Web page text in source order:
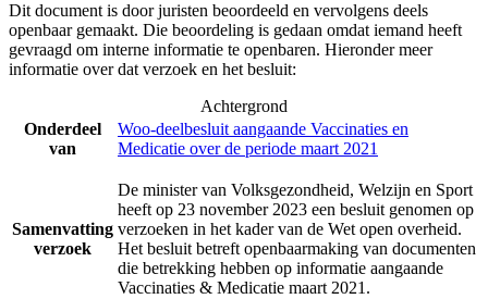
Dit document is door juristen beoordeeld en vervolgens deels
openbaar gemaakt. Die beoordeling is gedaan omdat iemand heeft
gevraagd om interne informatie te openbaren. Hieronder meer
informatie over dat verzoek en het besluit:
Achtergrond
Onderdeel
van
Woo-deelbesluit aangaande Vaccinaties en
Medicatie over de periode maart 2021
Samenvatting
verzoek
De minister van Volksgezondheid, Welzijn en Sport
heeft op 23 november 2023 een besluit genomen op
verzoeken in het kader van de Wet open overheid.
Het besluit betreft openbaarmaking van documenten
die betrekking hebben op informatie aangaande
Vaccinaties & Medicatie maart 2021.